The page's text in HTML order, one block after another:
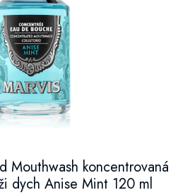
Mouthwash koncentrovaná
dych Anise Mint 120 ml